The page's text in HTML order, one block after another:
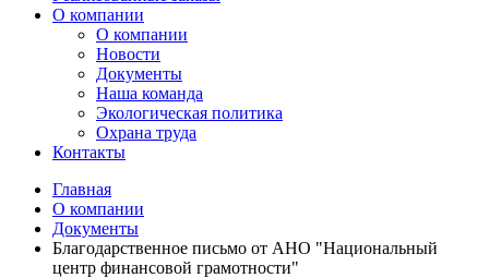
О компании
О компании
Новости
Документы
Наша команда
Экологическая политика
Охрана труда
Контакты
Главная
О компании
Документы
Благодарственное письмо от АНО "Национальный
центр финансовой грамотности"